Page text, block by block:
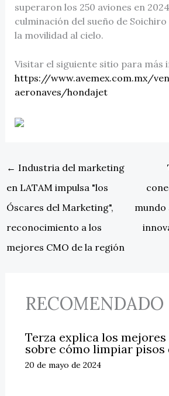
superaron los 250 aviones en
culminación del sueño de
la movilidad al cielo.
Visitar el siguiente sitio para más
https://www.avemex.com.mx/
aeronaves/hondajet
← Industria del marketing
en LATAM impulsa "los
Óscares del Marketing",
reconocimiento a los
mejores CMO de la región
mundo
RECOMENDADO
Terza explica los mejores
sobre cómo limpiar pisos
20 de mayo de 2024